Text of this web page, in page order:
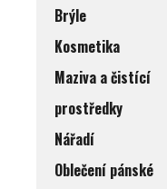
Brýle
Kosmetika
Maziva a čistící
prostředky
Nářadí
Oblečení pánské